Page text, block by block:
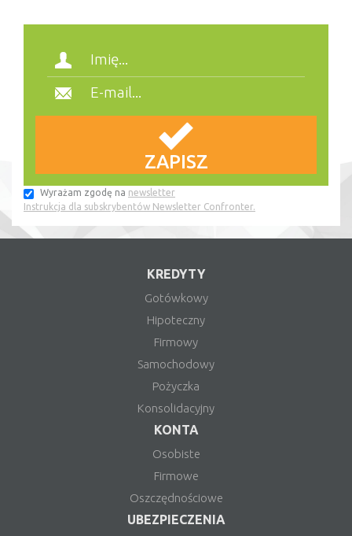
Wyrażam zgodę na newsletter
Instrukcja dla subskrybentów Newsletter Confronter.
KREDYTY
Gotówkowy
Hipoteczny
Firmowy
Samochodowy
Pożyczka
Konsolidacyjny
KONTA
Osobiste
Firmowe
Oszczędnościowe
UBEZPIECZENIA